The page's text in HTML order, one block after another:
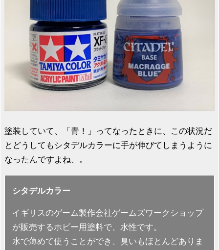
塗装していて、「青！」ってなったときに、この状況だ
とどうしてもシタデルカラーに手が伸びてしまうように
なったんですよね、。
シタデルカラー
イギリスのゲーム製作会社ゲームズワークショップ
が販売するホビー用塗料で、水性です。
水で薄めて使うことができ、臭いもほとんどありま